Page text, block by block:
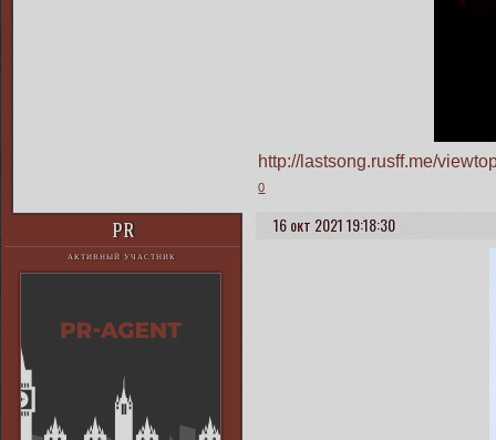
http://lastsong.rusff.me/
0
16 окт 2021 19:18:30
PR
АКТИВНЫЙ УЧАСТНИК